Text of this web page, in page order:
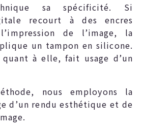
sa spécificité. Si
recourt à des encres
de l’image, la
un tampon en silicone.
quant à elle, fait usage d’un
nous employons la
d’un rendu esthétique et de